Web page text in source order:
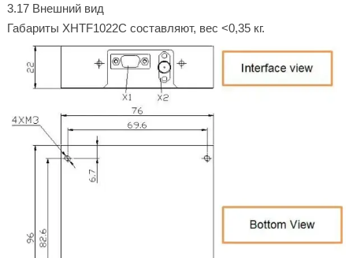
3.17 Внешний вид
Габариты XHTF1022C составляют, вес <0,35 кг.